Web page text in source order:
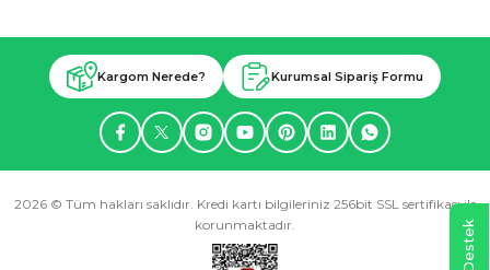
Kargom Nerede? Kurumsal Sipariş Formu
2026 © Tüm hakları saklıdır. Kredi kartı bilgileriniz 256bit SSL sertifikası ile
korunmaktadır.